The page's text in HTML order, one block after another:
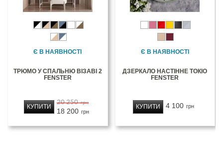
Є В НАЯВНОСТІ
ТРЮМО У СПАЛЬНЮ ВІЗАВІ 2
FENSTER
20 250 грн
18 200 грн
КУПИТИ
Є В НАЯВНОСТІ
ДЗЕРКАЛО НАСТІННЕ ТОКІО
FENSTER
4 100 грн
КУПИТИ